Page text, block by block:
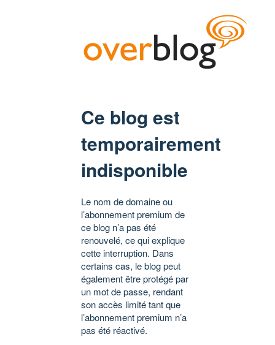
Ce blog est
temporairement
indisponible
Le nom de domaine ou
l’abonnement premium de
ce blog n’a pas été
renouvelé, ce qui explique
cette interruption. Dans
certains cas, le blog peut
également être protégé par
un mot de passe, rendant
son accès limité tant que
l’abonnement premium n’a
pas été réactivé.